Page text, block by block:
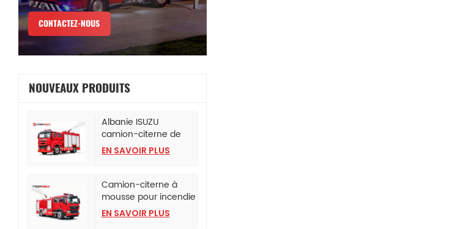
CONTACTEZ-NOUS
NOUVEAUX PRODUITS
Albanie ISUZU
camion-citerne de
lutte contre l'incendie
à mousse
EN SAVOIR PLUS
Camion-citerne à
mousse pour incendie
monté sur camion
SINOTRUK HOWO TX
EN SAVOIR PLUS